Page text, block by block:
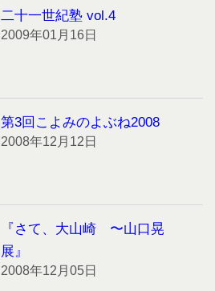
二十一世紀塾 vol.4
2009年01月16日
第3回こよみのよぶね2008
2008年12月12日
『さて、大山崎 〜山口晃
展』
2008年12月05日